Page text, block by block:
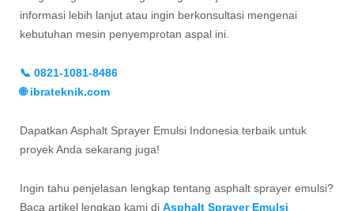
informasi lebih lanjut atau ingin berkonsultasi mengenai
kebutuhan mesin penyemprotan aspal ini.
📞 0821-1081-8486
🌐 ibrateknik.com
Dapatkan Asphalt Sprayer Emulsi Indonesia terbaik untuk
proyek Anda sekarang juga!
Ingin tahu penjelasan lengkap tentang asphalt sprayer emulsi?
Baca artikel lengkap kami di Asphalt Sprayer Emulsi